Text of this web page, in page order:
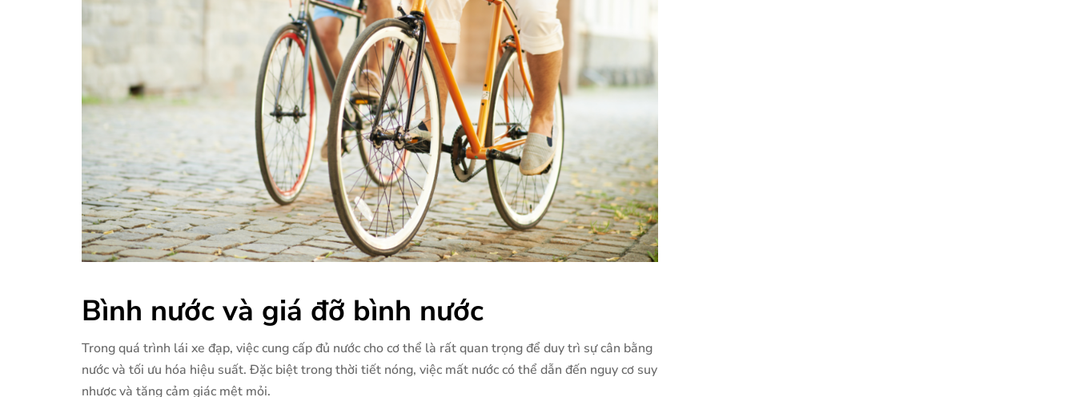
Bình nước và giá đỡ bình nước
Trong quá trình lái xe đạp, việc cung cấp đủ nước cho cơ thể là rất quan trọng để duy trì sự cân bằng
nước và tối ưu hóa hiệu suất. Đặc biệt trong thời tiết nóng, việc mất nước có thể dẫn đến nguy cơ suy
nhược và tăng cảm giác mệt mỏi.